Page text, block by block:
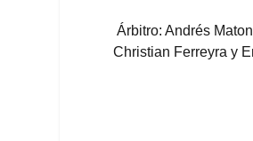
Árbitro: Andrés
Christian Ferreyra y